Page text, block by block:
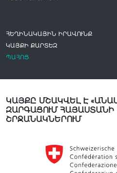
ՀԵՂԻՆԱԿԱՅԻՆ ԻՐԱՎՈՒՆՔ
ԿԱՅՔԻ ՔԱՐՏԵԶ
ՊԱՀՈՑ
ԿԱՅՔԸ ՄՇԱԿՎԵԼ Է
ԶԱՐԳԱՑՈՒՄ ՀԱՅԱՍՏԱՆԻ
ՇՐՋԱՆԱԿՆԵՐՈՒՄ